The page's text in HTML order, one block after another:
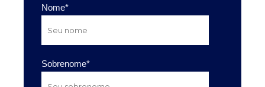
Nome*
Sobrenome*